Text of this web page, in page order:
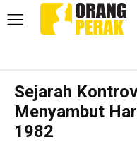
Sejarah
Menyambut
1982